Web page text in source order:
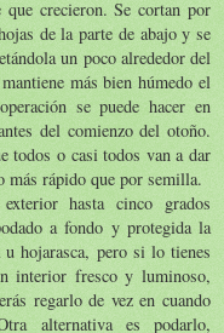
que crecieron. Se cortan por
de la parte de abajo y se
un poco alrededor del
más bien húmedo el
se puede hacer en
del comienzo del otoño.
todos o casi todos van a dar
más rápido que por semilla.
hasta cinco grados
a fondo y protegida la
hojarasca, pero si lo tienes
interior fresco y luminoso,
regarlo de vez en cuando
alternativa es podarlo,